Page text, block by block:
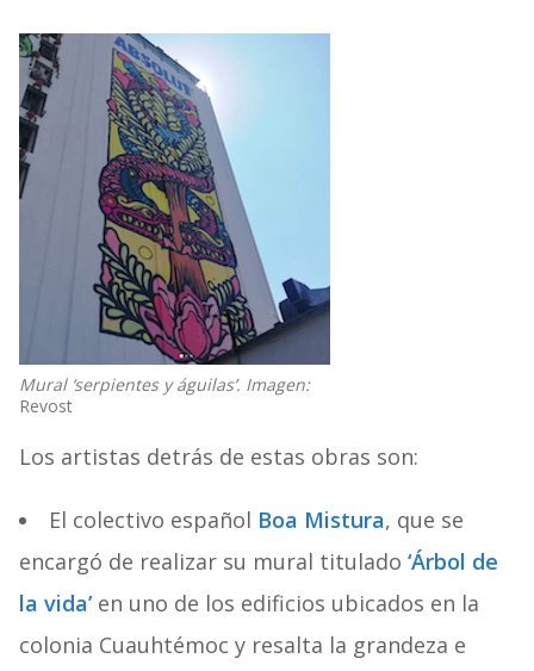
Mural ‘serpientes y águilas’. Imagen:
Revost
Los artistas detrás de estas obras son:
El colectivo español Boa Mistura, que se
encargó de realizar su mural titulado ‘Árbol de
la vida’en uno de los edificios ubicados en la
colonia Cuauhtémoc y resalta la grandeza e